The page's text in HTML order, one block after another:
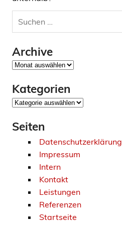
Archive
Archive
Kategorien
Kategorien
Seiten
Datenschutzerklärung
Impressum
Intern
Kontakt
Leistungen
Referenzen
Startseite